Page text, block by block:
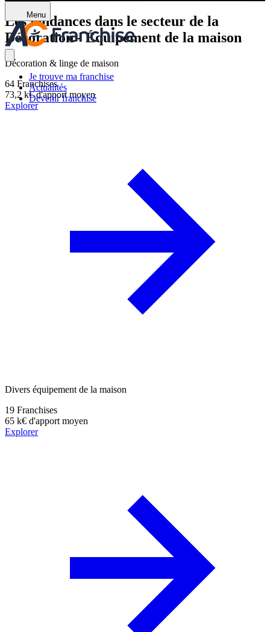
Menu
Je trouve ma franchise
Actualités
Devenir franchisé
Les tendances dans le secteur de la
Décoration - Équipement de la maison
Décoration & linge de maison
64 Franchises
73,2 k€d'apport moyen
Explorer
Divers équipement de la maison
19 Franchises
65 k€ d'apport moyen
Explorer